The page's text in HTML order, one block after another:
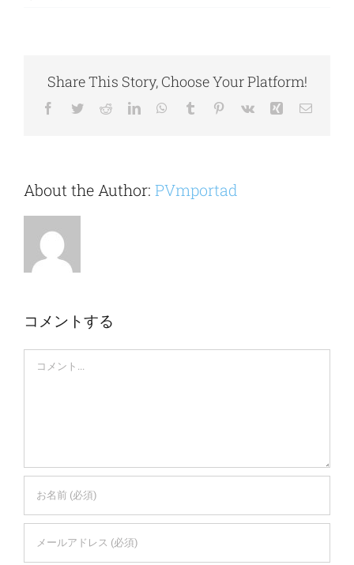
Share This Story, Choose Your Platform!
Facebook
TwitterRedditLinkedInWhatsApp
Tumblr Pinterest
Vk Xing 電
About the Author: PVmportad
コメントする